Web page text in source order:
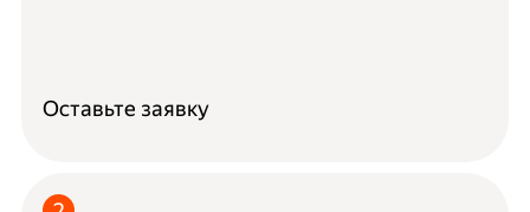
Оставьте заявку